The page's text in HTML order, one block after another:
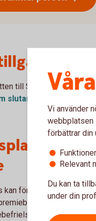
till
till Swedbank
slutar (pdf)
ska
försäkringen
för
Vi använder
webbplatsen
förbättrar din
Relevant
Du kan ta
under din